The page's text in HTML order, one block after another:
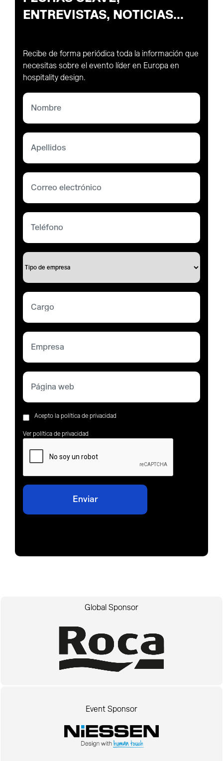
ENTREVISTAS, NOTICIAS...
Recibe de forma periódica toda la información que
necesitas sobre el evento líder en Europa en
hospitality design.
Acepto la política de privacidad
Ver política de privacidad
Global Sponsor
Event Sponsor